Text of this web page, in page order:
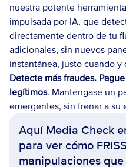
nuestra potente
impulsada por IA, que
directamente dentro de tu
adicionales, sin nuevos
instantánea, justo cuando
Detecte más fraudes.
legítimos. Mantengase un
emergentes, sin frenar a su
Aquí Media Check
para ver cómo
manipulaciones